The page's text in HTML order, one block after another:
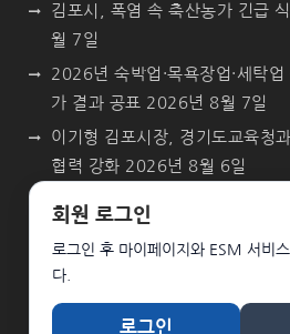
김포시, 폭염 속 축산농가 긴급
월 7일
2026년 숙박업·목욕장업·세탁업
가 결과 공표 2026년 8월 7일
이기형 김포시장, 경기도교육청
협력 강화 2026년 8월 6일
회원 로그인
로그인 후 마이페이지와 ESM 서비
다.
로그인